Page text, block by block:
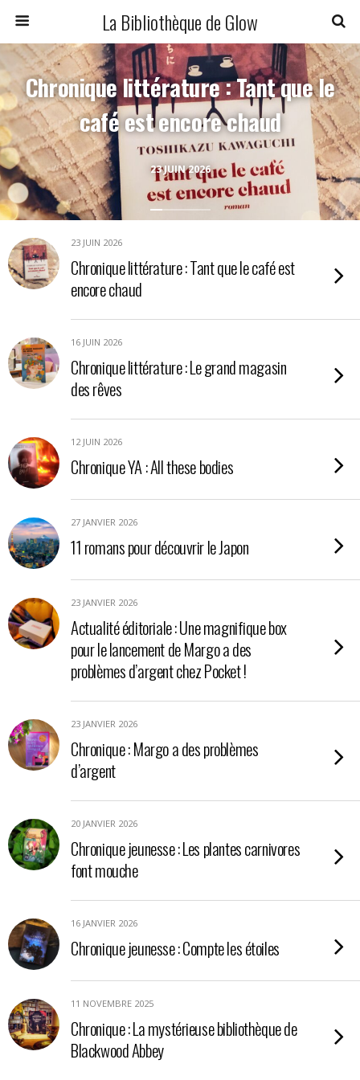
La Bibliothèque de Glow
23 JUIN 2026
Chronique littérature : Tant que le
café est encore chaud
23 JUIN 2026
Chronique littérature : Tant que le café est
encore chaud
16 JUIN 2026
Chronique littérature : Le grand magasin
des rêves
12 JUIN 2026
Chronique YA : All these bodies
27 JANVIER 2026
11 romans pour découvrir le Japon
23 JANVIER 2026
Actualité éditoriale : Une magnifique box
pour le lancement de Margo a des
problèmes d’argent chez Pocket !
23 JANVIER 2026
Chronique : Margo a des problèmes
d’argent
20 JANVIER 2026
Chronique jeunesse : Les plantes carnivores
font mouche
16 JANVIER 2026
Chronique jeunesse : Compte les étoiles
11 NOVEMBRE 2025
Chronique : La mystérieuse bibliothèque de
Blackwood Abbey